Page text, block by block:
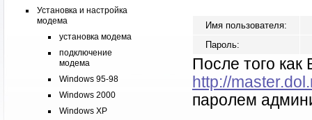
Установка и настройка
модема
установка модема
подключение
модема
Windows 95-98
Windows 2000
Windows XP
Имя пользователя:
Пароль:
После того как
http://
паролем